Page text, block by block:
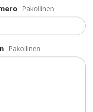
Pakollinen
Pakollinen